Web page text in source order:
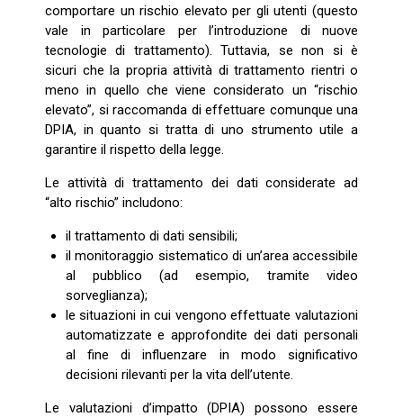
comportare un rischio elevato per gli utenti (questo
vale in particolare per l’introduzione di nuove
tecnologie di trattamento). Tuttavia, se non si è
sicuri che la propria attività di trattamento rientri o
meno in quello che viene considerato un “rischio
elevato”, si raccomanda di effettuare comunque una
DPIA, in quanto si tratta di uno strumento utile a
garantire il rispetto della legge.
Le attività di trattamento dei dati considerate ad
“alto rischio” includono:
il trattamento di dati sensibili;
il monitoraggio sistematico di un’area accessibile
al pubblico (ad esempio, tramite video
sorveglianza);
le situazioni in cui vengono effettuate valutazioni
automatizzate e approfondite dei dati personali
al fine di influenzare in modo significativo
decisioni rilevanti per la vita dell’utente.
Le valutazioni d’impatto (DPIA) possono essere